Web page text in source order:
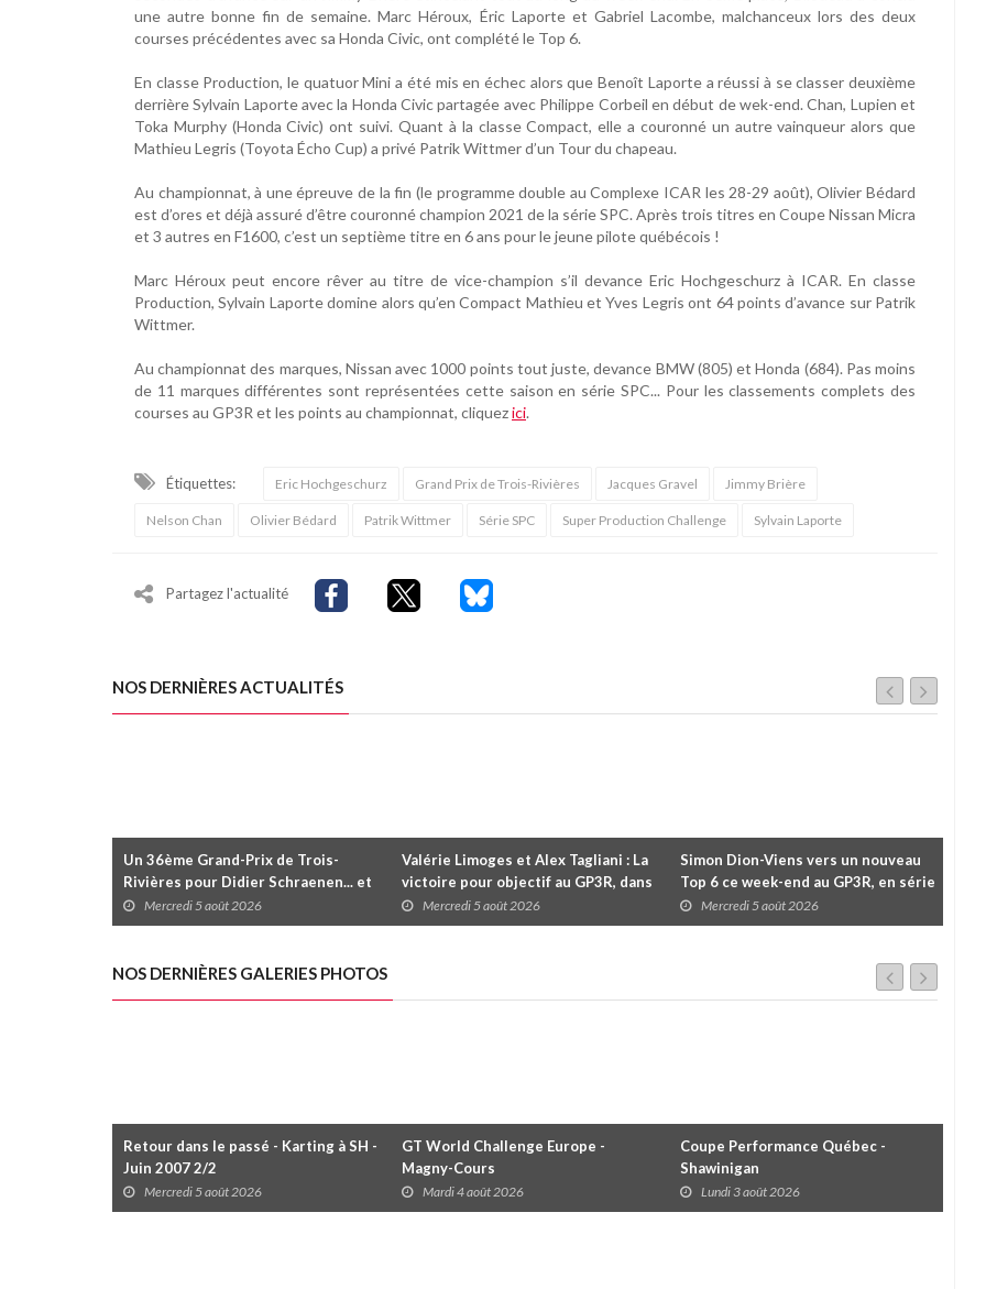
une autre bonne fin de semaine. Marc Héroux, Éric Laporte et Gabriel Lacombe, malchanceux lors des deux
courses précédentes avec sa Honda Civic, ont complété le Top 6.
En classe Production, le quatuor Mini a été mis en échec alors que Benoît Laporte a réussi à se classer deuxième
derrière Sylvain Laporte avec la Honda Civic partagée avec Philippe Corbeil en début de wek-end. Chan, Lupien et
Toka Murphy (Honda Civic) ont suivi. Quant à la classe Compact, elle a couronné un autre vainqueur alors que
Mathieu Legris (Toyota Écho Cup) a privé Patrik Wittmer d’un Tour du chapeau.
Au championnat, à une épreuve de la fin (le programme double au Complexe ICAR les 28-29 août), Olivier Bédard
est d’ores et déjà assuré d’être couronné champion 2021 de la série SPC. Après trois titres en Coupe Nissan Micra
et 3 autres en F1600, c’est un septième titre en 6 ans pour le jeune pilote québécois !
Marc Héroux peut encore rêver au titre de vice-champion s’il devance Eric Hochgeschurz à ICAR. En classe
Production, Sylvain Laporte domine alors qu’en Compact Mathieu et Yves Legris ont 64 points d’avance sur Patrik
Wittmer.
Au championnat des marques, Nissan avec 1000 points tout juste, devance BMW (805) et Honda (684). Pas moins
de 11 marques différentes sont représentées cette saison en série SPC... Pour les classements complets des
courses au GP3R et les points au championnat, cliquezici.
Étiquettes: Eric Hochgeschurz Grand Prix de Trois-Rivières Jacques Gravel Jimmy Brière
Nelson Chan Olivier Bédard Patrik Wittmer Série SPC Super Production Challenge Sylvain Laporte
Partagez l'actualité
NOS DERNIÈRES ACTUALITÉS
Un 36ème Grand-Prix de Trois-
Rivières pour Didier Schraenen... et
une première en Challenge Canada
Mercredi 5 août 2026
Valérie Limoges et Alex Tagliani : La
victoire pour objectif au GP3R, dans
trois séries différentes
Mercredi 5 août 2026
Simon Dion-Viens vers un nouveau
Top 6 ce week-end au GP3R, en série
NASCAR Canada ?
Mercredi 5 août 2026
NOS DERNIÈRES GALERIES PHOTOS
Retour dans le passé - Karting à SH -
Juin 2007 2/2
Mercredi 5 août 2026
GT World Challenge Europe -
Magny-Cours
Mardi 4 août 2026
Coupe Performance Québec -
Shawinigan
Lundi 3 août 2026